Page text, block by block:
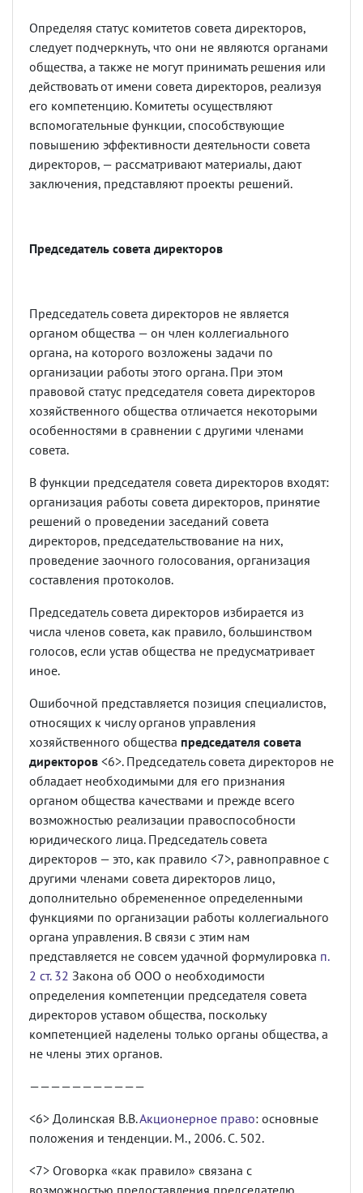
Определяя статус комитетов совета директоров,
следует подчеркнуть, что они не являются органами
общества, а также не могут принимать решения или
действовать от имени совета директоров, реализуя
его компетенцию. Комитеты осуществляют
вспомогательные функции, способствующие
повышению эффективности деятельности совета
директоров, — рассматривают материалы, дают
заключения, представляют проекты решений.
Председатель совета директоров
Председатель совета директоров не является
органом общества — он член коллегиального
органа, на которого возложены задачи по
организации работы этого органа. При этом
правовой статус председателя совета директоров
хозяйственного общества отличается некоторыми
особенностями в сравнении с другими членами
совета.
В функции председателя совета директоров входят:
организация работы совета директоров, принятие
решений о проведении заседаний совета
директоров, председательствование на них,
проведение заочного голосования, организация
составления протоколов.
Председатель совета директоров избирается из
числа членов совета, как правило, большинством
голосов, если устав общества не предусматривает
иное.
Ошибочной представляется позиция специалистов,
относящих к числу органов управления
хозяйственного общества председателя совета
директоров <6>. Председатель совета директоров не
обладает необходимыми для его признания
органом общества качествами и прежде всего
возможностью реализации правоспособности
юридического лица. Председатель совета
директоров — это, как правило <7>, равноправное с
другими членами совета директоров лицо,
дополнительно обремененное определенными
функциями по организации работы коллегиального
органа управления. В связи с этим нам
представляется не совсем удачной формулировка п.
2 ст. 32 Закона об ООО о необходимости
определения компетенции председателя совета
директоров уставом общества, поскольку
компетенцией наделены только органы общества, а
не члены этих органов.
———————————
<6> Долинская В.В.Акционерное право: основные
положения и тенденции. М., 2006. С. 502.
<7> Оговорка «как правило» связана с
возможностью предоставления председателю